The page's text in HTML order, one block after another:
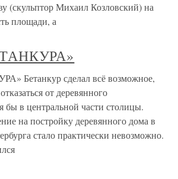
(скульптор Михаил Козловский) на
площади, а
Бетанкур сделал всё возможное,
от деревянного
бы в центральной части столицы.
на постройку деревянного дома в
стало практически невозможно.